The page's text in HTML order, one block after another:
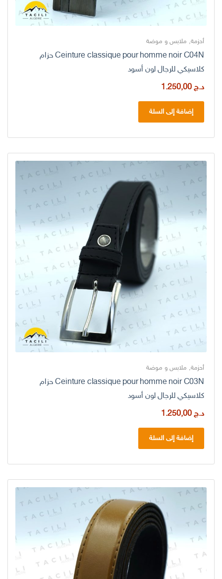
أحزمة, ملابس و موضة
Ceinture classique pour homme noir C04N حزام
كلاسيكي للرجال لون أسود
د.ج
إضافة إلى السلة
أحزمة, ملابس و موضة
Ceinture classique pour homme noir C03N حزام
كلاسيكي للرجال لون أسود
د.ج
إضافة إلى السلة